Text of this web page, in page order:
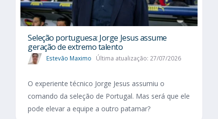
Seleção portuguesa: Jorge Jesus assume
geração de extremo talento
Estevão Maximo Última atualização: 27/07/2026
O experiente técnico Jorge Jesus assumiu o
comando da seleção de Portugal. Mas será que ele
pode elevar a equipe a outro patamar?